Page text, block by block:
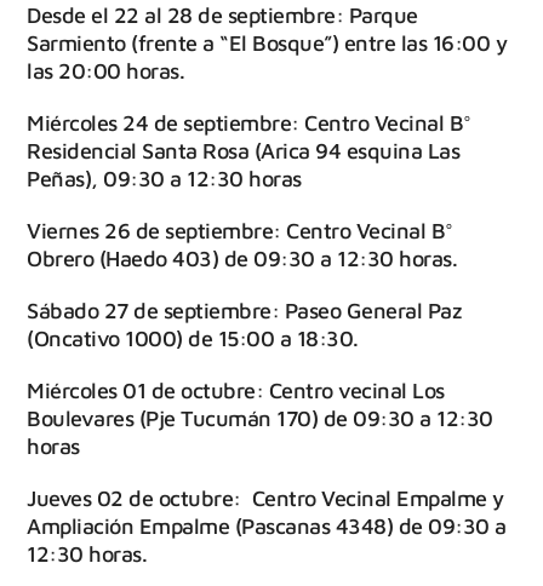
Desde el 22 al 28 de septiembre: Parque
Sarmiento (frente a “El Bosque”) entre las 16:00 y
las 20:00 horas.
Miércoles 24 de septiembre: Centro Vecinal B°
Residencial Santa Rosa (Arica 94 esquina Las
Peñas), 09:30 a 12:30 horas
Viernes 26 de septiembre: Centro Vecinal B°
Obrero (Haedo 403) de 09:30 a 12:30 horas.
Sábado 27 de septiembre: Paseo General Paz
(Oncativo 1000) de 15:00 a 18:30.
Miércoles 01 de octubre: Centro vecinal Los
Boulevares (Pje Tucumán 170) de 09:30 a 12:30
horas
Jueves 02 de octubre: Centro Vecinal Empalme y
Ampliación Empalme (Pascanas 4348) de 09:30 a
12:30 horas.